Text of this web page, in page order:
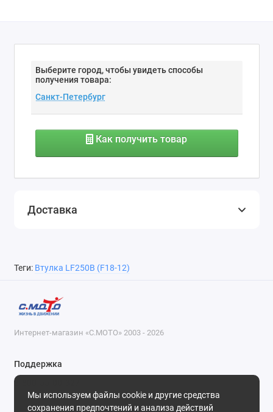
Выберите город, чтобы увидеть способы
получения товара:
Как получить товар
Доставка
Теги: Втулка LF250B (F18-12)
Мы используем файлы cookie и другие средства
сохранения предпочтений и анализа действий
Интернет-магазин «С.МОТО» 2003 - 2026
Поддержка
8-800-55-00-327
Будни, с 09-30 до 18-30